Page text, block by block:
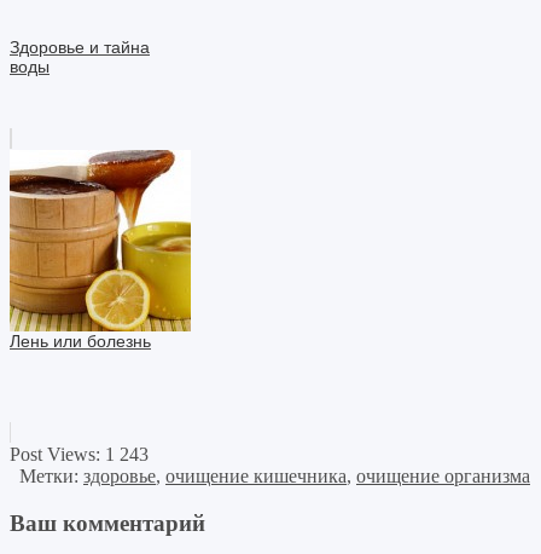
Здоровье и тайна
воды
Лень или болезнь
Post Views: 1 243
Метки: здоровье, очищение кишечника, очищение организма
Ваш комментарий